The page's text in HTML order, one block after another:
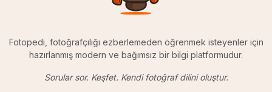
Fotopedi, fotoğrafçılığı ezberlemeden öğrenmek isteyenler için
hazırlanmış modern ve bağımsız bir bilgi platformudur.
Sorular sor. Keşfet. Kendi fotoğraf dilini oluştur.